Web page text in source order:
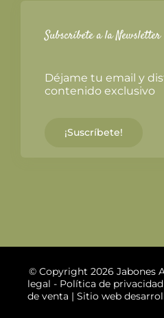
Subscríbete a la Newsletter
Déjame tu email y
contenido exclusivo
¡Suscríbete!
© Copyright 2026 Jabones
legal - Política de privacidad
de venta | Sitio web